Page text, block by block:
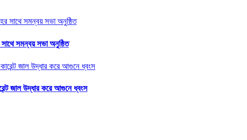
সাথে সমন্বয় সভা অনুষ্ঠিত
জাল উদ্ধার করে আগুনে ধ্বংস